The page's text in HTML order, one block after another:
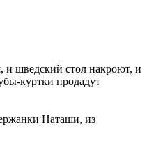
и шведский стол накроют, и
куртки продадут
Наташи, из